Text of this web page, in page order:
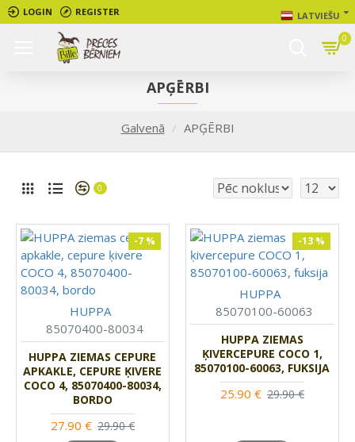
LOGIN REGISTER LATVIEŠU
0
Galvenā APĢĒRBI
APĢĒRBI
0
-7 %
HUPPA
85070400-80034
HUPPA ZIEMAS CEPURE
APKAKLE, CEPURE ĶIVERE
COCO 4, 85070400-80034,
BORDO
27.90 € 29.90 €
-13 %
HUPPA
85070100-60063
HUPPA ZIEMAS
ĶIVERCEPURE COCO 1,
85070100-60063, FUKSIJA
25.90 € 29.90 €